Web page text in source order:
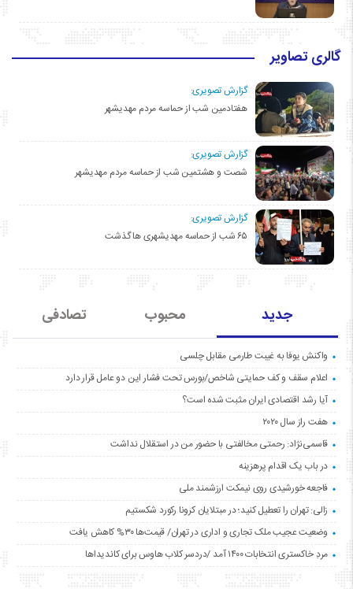
گالری تصاویر
گزارش تصویری:
هفتادمین شب از حماسه مردم مهدیشهر
گزارش تصویری:
شصت و هشتمین شب از حماسه مردم مهدیشهر
گزارش تصویری:
۶۵ شب از حماسه مهدیشهری ها گذشت
جدید محبوب تصادفی
واکنش یوفا به غیبت طارمی مقابل چلسی
اعلام سقف و کف حمایتی شاخص/بورس تحت فشار این دو عامل قرار دارد
آیا رشد اقتصادی ایران مثبت شده است؟
هفت راز سال ۲۰۲۰
قاسمی‌نژاد: رحمتی مخالفتی با حضور من در استقلال نداشت
در باب یک اقدام پرهزینه
فاجعه خورشیدی روی نیمکت ارزشمند ملی
زالی: تهران را تعطیل کنید؛ در مبتلایان کرونا رکورد شکستیم
وضعیت عجیب ملک تجاری و اداری در تهران/ قیمت‌ها ۳۰% کاهش یافت
مردِ خاکستری انتخابات ۱۴۰۰ آمد /دردسر کلاب هاوس برای کاندیداها